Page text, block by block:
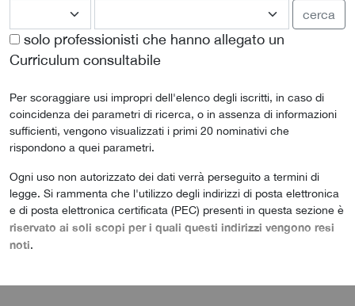
cerca
solo professionisti che hanno allegato un
Curriculum consultabile
Per scoraggiare usi impropri dell'elenco degli iscritti, in caso di
coincidenza dei parametri di ricerca, o in assenza di informazioni
sufficienti, vengono visualizzati i primi 20 nominativi che
rispondono a quei parametri.
Ogni uso non autorizzato dei dati verrà perseguito a termini di
legge. Si rammenta che l'utilizzo degli indirizzi di posta elettronica
e di posta elettronica certificata (PEC) presenti in questa sezione è
riservato ai soli scopi per i quali questi indirizzi vengono resi
noti.